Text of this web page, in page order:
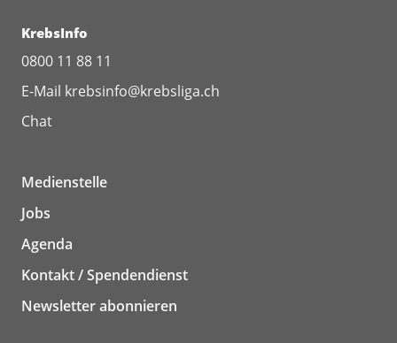
KrebsInfo
0800 11 88 11
E-Mail krebsinfo@krebsliga.ch
Chat
Medienstelle
Jobs
Agenda
Kontakt / Spendendienst
Newsletter abonnieren